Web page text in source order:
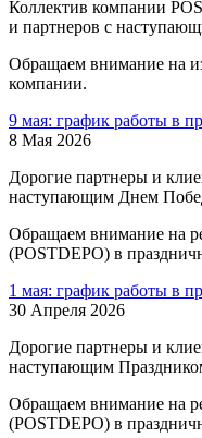
Коллектив компании
и партнеров с
Обращаем внимание на
компании.
9 мая: график работы в
8 Мая 2026
Дорогие партнеры и
наступающим Днем
Обращаем внимание на
(POSTDEPO) в
1 мая: график работы в
30 Апреля 2026
Дорогие партнеры и
наступающим
Обращаем внимание на
(POSTDEPO) в